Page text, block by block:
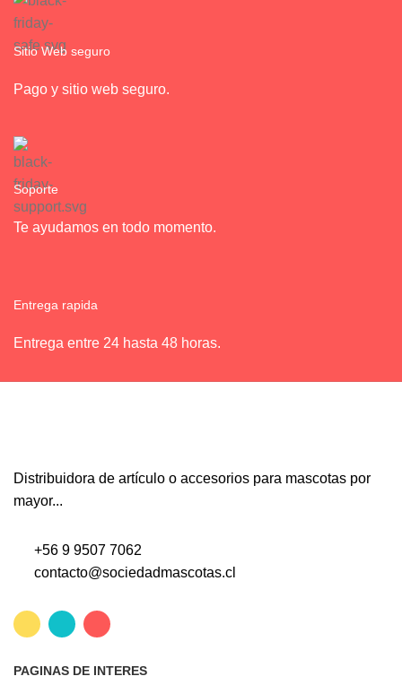
Sitio Web seguro
Pago y sitio web seguro.
Soporte
Te ayudamos en todo momento.
Entrega rapida
Entrega entre 24 hasta 48 horas.
Distribuidora de artículo o accesorios para mascotas por
mayor...
+56 9 9507 7062
contacto@sociedadmascotas.cl
PAGINAS DE INTERES